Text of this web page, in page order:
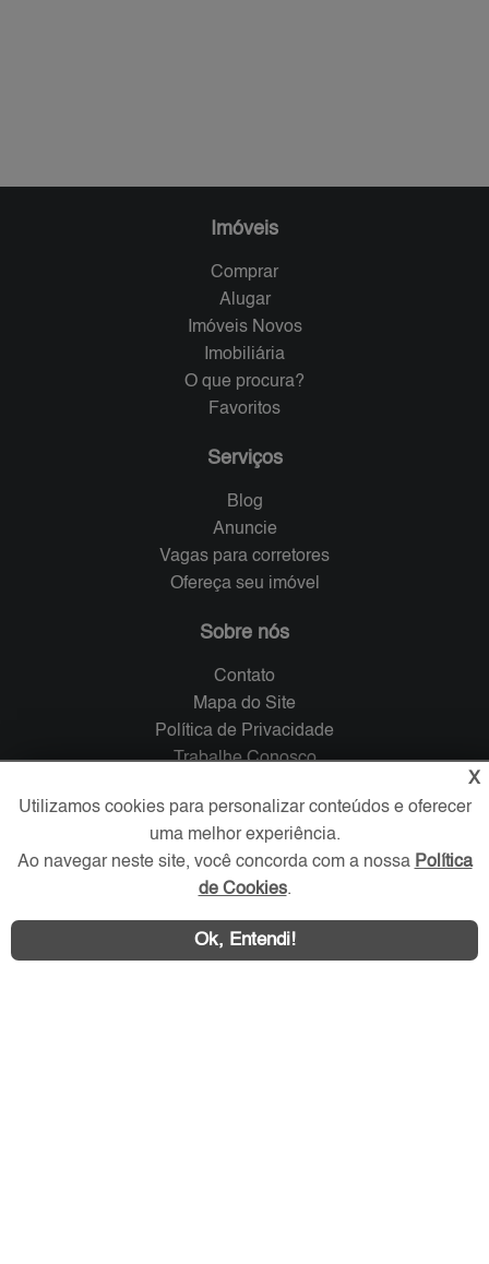
Imóveis
Comprar
Alugar
Imóveis Novos
Imobiliária
O que procura?
Favoritos
Serviços
Blog
Anuncie
Vagas para corretores
Ofereça seu imóvel
Sobre nós
Contato
Mapa do Site
Política de Privacidade
Trabalhe Conosco
Verificada por
Redes Sociais
X
Utilizamos cookies para personalizar conteúdos e oferecer
uma melhor experiência.
Ao navegar neste site, você concorda com a nossa Política
de Cookies.
Ok, Entendi!